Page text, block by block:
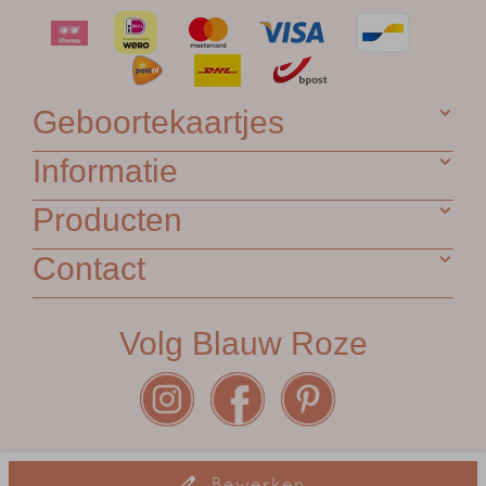
Geboortekaartjes
Informatie
Producten
Contact
Volg Blauw Roze
Algemene voorwaarden •Garantie •Privacy Statement